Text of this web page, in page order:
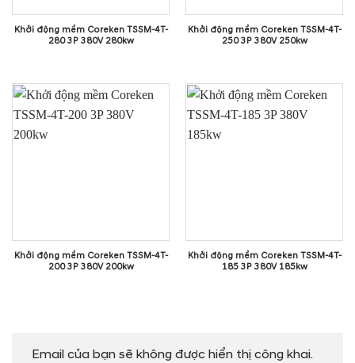
Khởi động mềm Coreken TSSM-4T-
280 3P 380V 280kw
Khởi động mềm Coreken TSSM-4T-
250 3P 380V 250kw
Khởi động mềm Coreken TSSM-4T-
200 3P 380V 200kw
Khởi động mềm Coreken TSSM-4T-
185 3P 380V 185kw
Email của bạn sẽ không được hiển thị công khai.